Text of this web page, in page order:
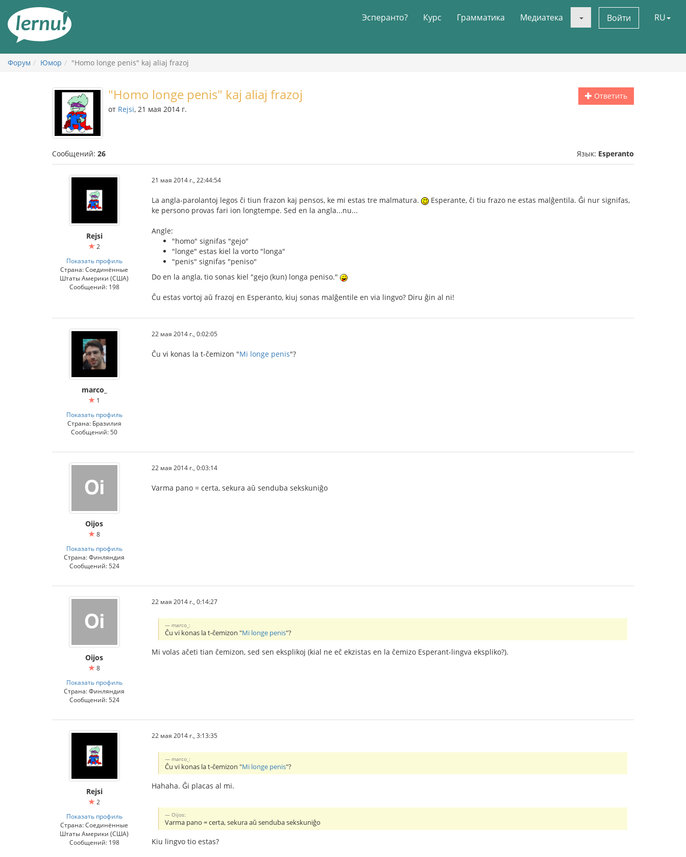
содержанию
Эсперанто? Курс Грамматика Медиатека Войти RU
Форум Юмор "Homo longe penis" kaj aliaj frazoj
Ответить
"Homo longe penis" kaj aliaj frazoj
от Rejsi, 21 мая 2014 г.
Сообщений: 26 Язык: Esperanto
Rejsi
2
Показать профиль
Страна: Соединённые
Штаты Америки (США)
Сообщений: 198
21 мая 2014 г., 22:44:54
La angla-parolantoj legos ĉi tiun frazon kaj pensos, ke mi estas tre malmatura.
Esperante, ĉi tiu frazo ne estas malĝentila. Ĝi nur signifas,
ke persono provas fari ion longtempe. Sed en la angla...nu...
Angle:
"homo" signifas "gejo"
"longe" estas kiel la vorto "longa"
"penis" signifas "peniso"
Do en la angla, tio sonas kiel "gejo (kun) longa peniso."
Ĉu estas vortoj aŭ frazoj en Esperanto, kiuj sonas malĝentile en via lingvo? Diru ĝin al ni!
marco_
1
Показать профиль
Страна: Бразилия
Сообщений: 50
22 мая 2014 г., 0:02:05
Ĉu vi konas la t-ĉemizon "Mi longe penis"?
Oijos
8
Показать профиль
Страна: Финляндия
Сообщений: 524
22 мая 2014 г., 0:03:14
Varma pano = certa, sekura aŭ senduba sekskuniĝo
Oijos
8
Показать профиль
Страна: Финляндия
Сообщений: 524
22 мая 2014 г., 0:14:27
marco_:
Ĉu vi konas la t-ĉemizon "Mi longe penis"?
Mi volas aĉeti tian ĉemizon, sed sen eksplikoj (kial ne eĉ ekzistas en la ĉemizo Esperant-lingva ekspliko?).
Rejsi
2
Показать профиль
Страна: Соединённые
Штаты Америки (США)
Сообщений: 198
22 мая 2014 г., 3:13:35
marco_:
Ĉu vi konas la t-ĉemizon "Mi longe penis"?
Hahaha. Ĝi placas al mi.
Oijos:
Varma pano = certa, sekura aŭ senduba sekskuniĝo
Kiu lingvo tio estas?